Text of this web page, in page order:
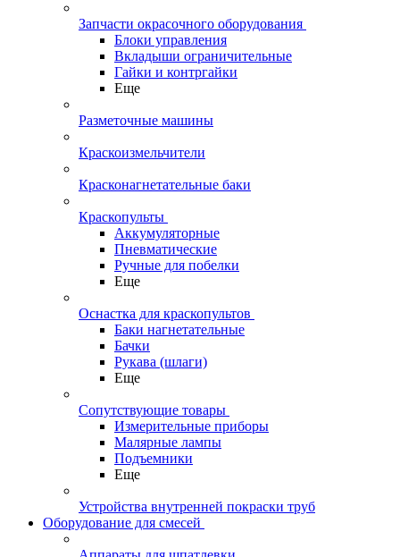
Запчасти окрасочного оборудования
Блоки управления
Вкладыши ограничительные
Гайки и контргайки
Еще
Разметочные машины
Краскоизмельчители
Красконагнетательные баки
Краскопульты
Аккумуляторные
Пневматические
Ручные для побелки
Еще
Оснастка для краскопультов
Баки нагнетательные
Бачки
Рукава (шлаги)
Еще
Сопутствующие товары
Измерительные приборы
Малярные лампы
Подъемники
Еще
Устройства внутренней покраски труб
Оборудование для смесей